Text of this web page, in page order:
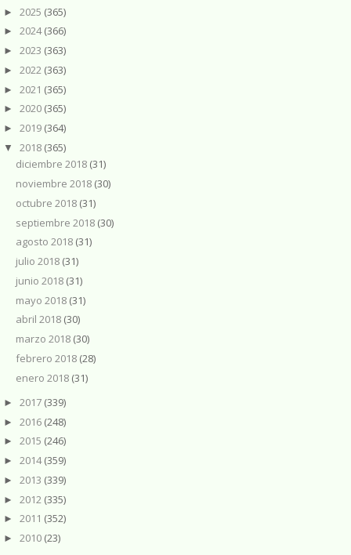
► 2025 (365)
► 2024(366)
► 2023 (363)
► 2022 (363)
► 2021 (365)
► 2020 (365)
► 2019 (364)
▼ 2018 (365)
diciembre 2018 (31)
noviembre 2018 (30)
octubre 2018 (31)
septiembre 2018 (30)
agosto 2018 (31)
julio 2018 (31)
junio 2018 (31)
mayo 2018 (31)
abril 2018 (30)
marzo 2018 (30)
febrero 2018 (28)
enero 2018 (31)
► 2017 (339)
► 2016 (248)
► 2015 (246)
► 2014(359)
► 2013 (339)
► 2012 (335)
► 2011 (352)
► 2010 (23)